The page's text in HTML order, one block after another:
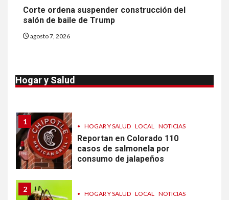
Corte ordena suspender construcción del
salón de baile de Trump
agosto 7, 2026
Hogar y Salud
Más casos de sarampión en
EEUU este año que en 2025
Van 4,100 casos confirmados
por parásito que causa
1
• HOGAR Y SALUD LOCAL NOTICIAS
Reportan en Colorado 110
casos de salmonela por
consumo de jalapeños
2
• HOGAR Y SALUD LOCAL NOTICIAS